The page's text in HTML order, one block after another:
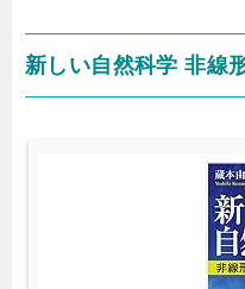
新しい自然科学 非線